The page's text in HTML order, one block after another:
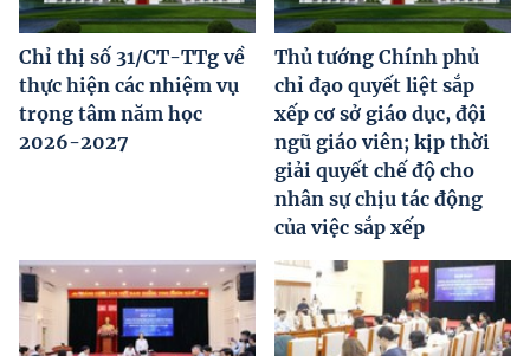
Chỉ thị số 31/CT-TTg về
thực hiện các nhiệm vụ
trọng tâm năm học
2026-2027
Thủ tướng Chính phủ
chỉ đạo quyết liệt sắp
xếp cơ sở giáo dục, đội
ngũ giáo viên; kịp thời
giải quyết chế độ cho
nhân sự chịu tác động
của việc sắp xếp